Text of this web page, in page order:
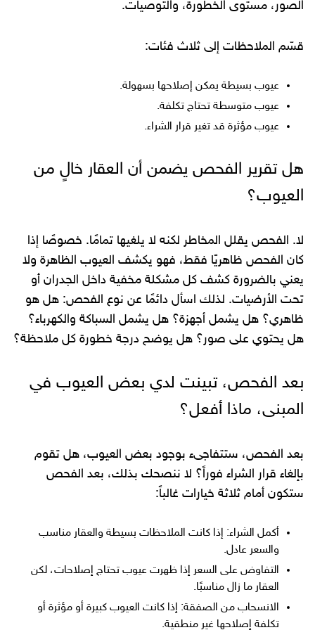
الصور، مستوى الخطورة، والتوصيات.
قسّم الملاحظات إلى ثلاث فئات:
عيوب بسيطة يمكن إصلاحها بسهولة.
عيوب متوسطة تحتاج تكلفة.
عيوب مؤثرة قد تغير قرار الشراء.
هل تقرير الفحص يضمن أن العقار خالٍ من
العيوب؟
لا. الفحص يقلل المخاطر لكنه لا يلغيها تمامًا. خصوصًا إذا
كان الفحص ظاهريًا فقط، فهو يكشف العيوب الظاهرة ولا
يعني بالضرورة كشف كل مشكلة مخفية داخل الجدران أو
تحت الأرضيات. لذلك اسأل دائمًا عن نوع الفحص: هل هو
ظاهري؟ هل يشمل أجهزة؟ هل يشمل السباكة والكهرباء؟
هل يحتوي على صور؟ هل يوضح درجة خطورة كل ملاحظة؟
بعد الفحص، تبينت لدي بعض العيوب في
المبنى، ماذا أفعل؟
بعد الفحص، ستتفاجىء بوجود بعض العيوب، هل تقوم
بإلغاء قرار الشراء فوراً؟ لا ننصحك بذلك، بعد الفحص
ستكون أمام ثلاثة خيارات غالباً:
أكمل الشراء: إذا كانت الملاحظات بسيطة والعقار مناسب
والسعر عادل.
التفاوض على السعر إذا ظهرت عيوب تحتاج إصلاحات، لكن
العقار ما زال مناسبًا.
الانسحاب من الصفقة: إذا كانت العيوب كبيرة أو مؤثرة أو
تكلفة إصلاحها غير منطقية.